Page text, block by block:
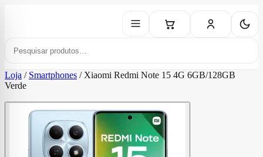
Loja / Smartphones / Xiaomi Redmi Note 15 4G 6GB/128GB
Verde